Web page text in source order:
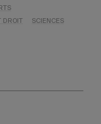
DROIT
SCIENCES